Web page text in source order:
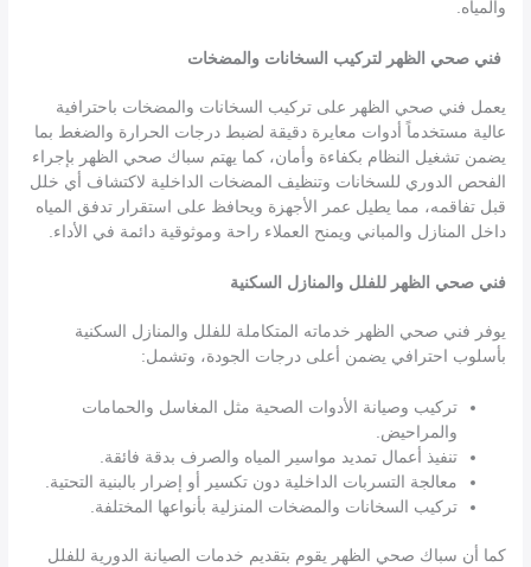
والمياه.
فني صحي الظهر لتركيب السخانات والمضخات
يعمل فني صحي الظهر على تركيب السخانات والمضخات باحترافية
عالية مستخدماً أدوات معايرة دقيقة لضبط درجات الحرارة والضغط بما
يضمن تشغيل النظام بكفاءة وأمان، كما يهتم سباك صحي الظهر بإجراء
الفحص الدوري للسخانات وتنظيف المضخات الداخلية لاكتشاف أي خلل
قبل تفاقمه، مما يطيل عمر الأجهزة ويحافظ على استقرار تدفق المياه
داخل المنازل والمباني ويمنح العملاء راحة وموثوقية دائمة في الأداء.
فني صحي الظهر للفلل والمنازل السكنية
يوفر فني صحي الظهر خدماته المتكاملة للفلل والمنازل السكنية
بأسلوب احترافي يضمن أعلى درجات الجودة، وتشمل:
تركيب وصيانة الأدوات الصحية مثل المغاسل والحمامات
والمراحيض.
تنفيذ أعمال تمديد مواسير المياه والصرف بدقة فائقة.
معالجة التسربات الداخلية دون تكسير أو إضرار بالبنية التحتية.
تركيب السخانات والمضخات المنزلية بأنواعها المختلفة.
كما أن سباك صحي الظهر يقوم بتقديم خدمات الصيانة الدورية للفلل